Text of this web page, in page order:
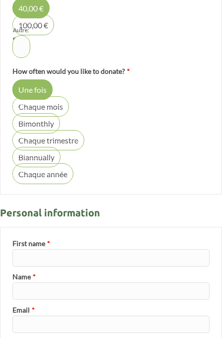
40,00 €
100,00 €
Autre:
€
How often would you like to donate? *
Une fois
Chaque mois
Bimonthly
Chaque trimestre
Biannually
Chaque année
Personal information
First name *
Name *
Email *